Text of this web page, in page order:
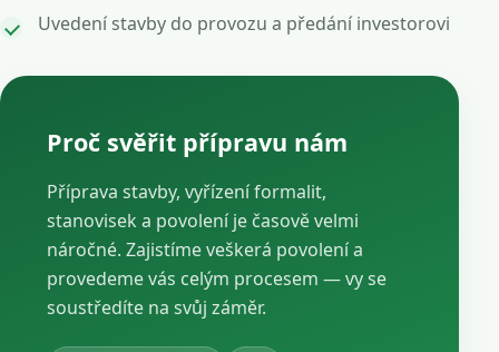
Uvedení stavby do provozu a předání investorovi
Proč svěřit přípravu nám
Příprava stavby, vyřízení formalit,
stanovisek a povolení je časově velmi
náročné. Zajistíme veškerá povolení a
provedeme vás celým procesem — vy se
soustředíte na svůj záměr.